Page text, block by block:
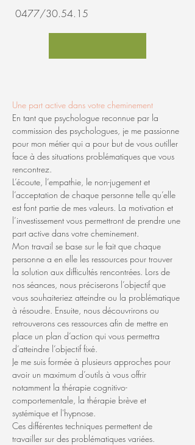
0477/30.54.15
Une part active dans votre cheminement
En tant que psychologue reconnue par la
commission des psychologues, je me passionne
pour mon métier qui a pour but de vous outiller
face à des situations problématiques que vous
rencontrez.
L’écoute, l’empathie, le non-jugement et
l’acceptation de chaque personne telle qu’elle
est font partie de mes valeurs. La motivation et
l’investissement vous permettront de prendre une
part active dans votre cheminement.
Mon travail se base sur le fait que chaque
personne a en elle les ressources pour trouver
la solution aux difficultés rencontrées. Lors de
nos séances, nous préciserons l’objectif que
vous souhaiteriez atteindre ou la problématique
à résoudre. Ensuite, nous découvrirons ou
retrouverons ces ressources afin de mettre en
place un plan d’action qui vous permettra
d’atteindre l’objectif fixé.
Je me suis formée à plusieurs approches pour
avoir un maximum d’outils à vous offrir
notamment la thérapie cognitivo-
comportementale, la thérapie brève et
systémique et l'hypnose.
Ces différentes techniques permettent de
travailler sur des problématiques variées.